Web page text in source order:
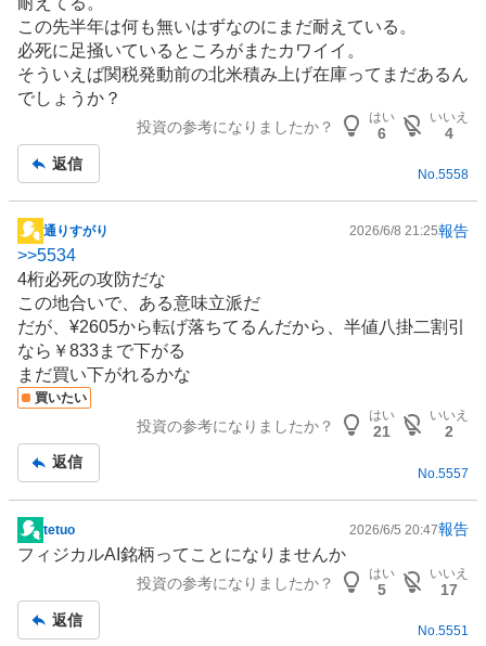
示
板
記
事
この先半年は何も無いはずなのにまだ耐えている。
必死に足掻いているところがまたカワイイ。
そういえば関税発動前の北米積み上げ在庫ってまだあるん
でしょうか？
投資の参考になりましたか？
はい
6
いいえ
4
返信
No.5558
掲
示
板
記
事
通りすがり 2026/6/8 21:25報告
>>5534
4桁必死の攻防だな
この地合いで、ある意味立派だ
だが、¥2605から転げ落ちてるんだから、半値八掛二割引
なら￥833まで下がる
まだ買い下がれるかな
買いたい
投資の参考になりましたか？
はい
21
いいえ
2
返信
No. 5557
掲
示
事
tetuo 2026/6/5 20:47報告
フィジカルAI 銘柄ってことになりませんか
投資の参考になりましたか？
はい
5
いいえ
17
返信
No.5551